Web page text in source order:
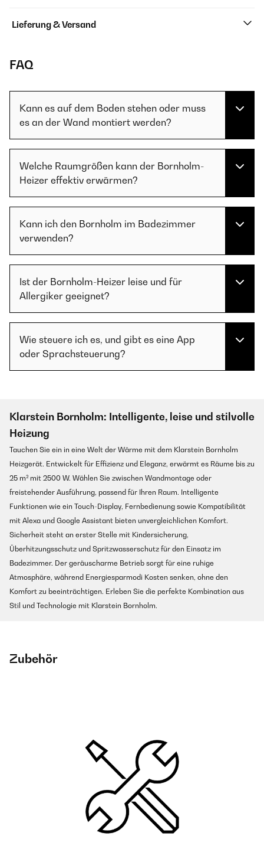
Lieferung & Versand
FAQ
Kann es auf dem Boden stehen oder muss
es an der Wand montiert werden?
Welche Raumgrößen kann der Bornholm-
Heizer effektiv erwärmen?
Kann ich den Bornholm im Badezimmer
verwenden?
Ist der Bornholm-Heizer leise und für
Allergiker geeignet?
Wie steuere ich es, und gibt es eine App
oder Sprachsteuerung?
Klarstein Bornholm: Intelligente, leise und stilvolle
Heizung
Tauchen Sie ein in eine Welt der Wärme mit dem Klarstein Bornholm
Heizgerät. Entwickelt für Effizienz und Eleganz, erwärmt es Räume bis zu
25 m² mit 2500 W. Wählen Sie zwischen Wandmontage oder
freistehender Ausführung, passend für Ihren Raum. Intelligente
Funktionen wie ein Touch-Display, Fernbedienung sowie Kompatibilität
mit Alexa und Google Assistant bieten unvergleichlichen Komfort.
Sicherheit steht an erster Stelle mit Kindersicherung,
Überhitzungsschutz und Spritzwasserschutz für den Einsatz im
Badezimmer. Der geräuscharme Betrieb sorgt für eine ruhige
Atmosphäre, während Energiesparmodi Kosten senken, ohne den
Komfort zu beeinträchtigen. Erleben Sie die perfekte Kombination aus
Stil und Technologie mit Klarstein Bornholm.
Zubehör